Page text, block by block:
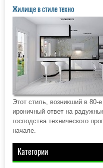
Жилище в стиле техно
Этот стиль, возникший в 80-
ироничный ответ на
господства технического
начале.
Категории